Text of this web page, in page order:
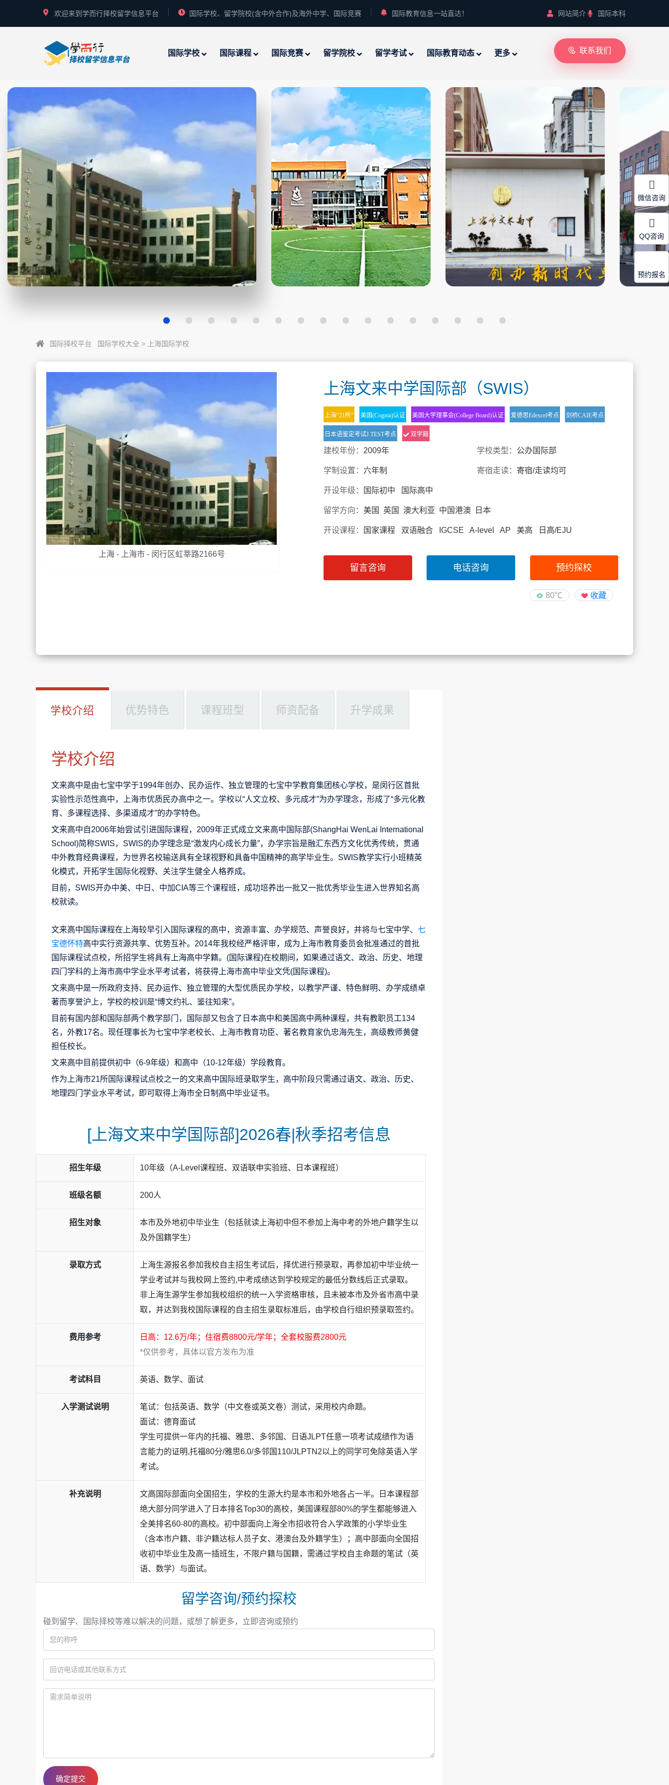
欢迎来到学而行择校留学信息平台 国际学校、留学院校(含中外合作)及海外中学、国际竞赛 国际教育信息一站直达！ 网站简介 国际本科
国际学校 国际课程 国际竞赛 留学院校 留学考试 国际教育动态 更多 联系我们
国际择校平台 国际学校大全 > 上海国际学校
上海 - 上海市 - 闵行区虹莘路2166号
上海文来中学国际部（SWIS）
上海“21所” 美国(Cognia)认证 美国大学理事会(College Board)认证 爱德思Edexcel考点 剑桥CAIE考点
日本语鉴定考试J.TEST考点 双学籍
建校年份： 2009年 学校类型： 公办国际部
学制设置： 六年制 寄宿走读： 寄宿/走读均可
开设年级： 国际初中 国际高中
留学方向： 美国 英国 澳大利亚 中国港澳 日本
开设课程： 国家课程 双语融合 IGCSE A-level AP 美高 日高/EJU
留言咨询 电话咨询 预约探校
80℃ 收藏
学校介绍 优势特色 课程班型 师资配备 升学成果
学校介绍
文来高中是由七宝中学于1994年创办、民办运作、独立管理的七宝中学教育集团核心学校，是闵行区首批
实验性示范性高中，上海市优质民办高中之一。学校以“人文立校、多元成才”为办学理念，形成了“多元化教
育、多课程选择、多渠道成才”的办学特色。
文来高中自2006年始尝试引进国际课程，2009年正式成立文来高中国际部(ShangHai WenLai International
School)简称SWIS，SWIS的办学理念是“激发内心成长力量”，办学宗旨是融汇东西方文化优秀传统，贯通
中外教育经典课程，为世界名校输送具有全球视野和具备中国精神的高学毕业生。SWIS教学实行小班精英
化模式，开拓学生国际化视野、关注学生健全人格养成。
目前，SWIS开办中美、中日、中加CIA等三个课程班，成功培养出一批又一批优秀毕业生进入世界知名高
校就读。
文来高中国际课程在上海较早引入国际课程的高中，资源丰富、办学规范、声誉良好，并将与七宝中学、七
宝德怀特高中实行资源共享、优势互补。2014年我校经严格评审，成为上海市教育委员会批准通过的首批
国际课程试点校，所招学生将具有上海高中学籍。(国际课程)在校期间，如果通过语文、政治、历史、地理
四门学科的上海市高中学业水平考试者，将获得上海市高中毕业文凭(国际课程)。
文来高中是一所政府支持、民办运作、独立管理的大型优质民办学校，以教学严谨、特色鲜明、办学成绩卓
著而享誉沪上，学校的校训是“博文约礼、鉴往知来”。
目前有国内部和国际部两个教学部门，国际部又包含了日本高中和美国高中两种课程，共有教职员工134
名，外教17名。现任理事长为七宝中学老校长、上海市教育功臣、著名教育家仇忠海先生，高级教师黄健
担任校长。
文来高中目前提供初中（6-9年级）和高中（10-12年级）学段教育。
作为上海市21所国际课程试点校之一的文来高中国际班录取学生，高中阶段只需通过语文、政治、历史、
地理四门学业水平考试，即可取得上海市全日制高中毕业证书。
[上海文来中学国际部]2026春|秋季招考信息
招生年级 10年级（A-Level课程班、双语联申实验班、日本课程班）
班级名额 200人
招生对象
本市及外地初中毕业生（包括就读上海初中但不参加上海中考的外地户籍学生以
及外国籍学生）
录取方式
上海生源报名参加我校自主招生考试后，择优进行预录取，再参加初中毕业统一
学业考试并与我校网上签约,中考成绩达到学校规定的最低分数线后正式录取。
非上海生源学生参加我校组织的统一入学资格审核，且未被本市及外省市高中录
取，并达到我校国际课程的自主招生录取标准后，由学校自行组织预录取签约。
费用参考
日高：12.6万/年；住宿费8800元/学年；全套校服费2800元
*仅供参考，具体以官方发布为准
考试科目 英语、数学、面试
入学测试说明
笔试：包括英语、数学（中文卷或英文卷）测试，采用校内命题。
面试：德育面试
学生可提供一年内的托福、雅思、多邻国、日语JLPT任意一项考试成绩作为语
言能力的证明,托福80分/雅思6.0/多邻国110/JLPTN2以上的同学可免除英语入学
考试。
补充说明
文高国际部面向全国招生，学校的生源大约是本市和外地各占一半。日本课程部
绝大部分同学进入了日本排名Top30的高校，美国课程部80%的学生都能够进入
全美排名60-80的高校。初中部面向上海全市招收符合入学政策的小学毕业生
（含本市户籍、非沪籍达标人员子女、港澳台及外籍学生）；高中部面向全国招
收初中毕业生及高一插班生，不限户籍与国籍，需通过学校自主命题的笔试（英
语、数学）与面试。
留学咨询/预约探校
碰到留学、国际择校等难以解决的问题，或想了解更多，立即咨询或预约
微信咨询
QQ咨询
预约报名